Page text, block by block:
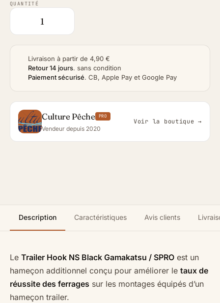
QUANTITÉ
Livraison à partir de 4,90 €
Retour 14 jours. sans condition
Paiement sécurisé. CB, Apple Pay et Google Pay
Culture Pêche PRO
Vendeur depuis 2020
Voir la boutique →
Description Caractéristiques Avis clients
Le Trailer Hook NS Black Gamakatsu / SPRO est un
hameçon additionnel conçu pour améliorer le taux de
réussite des ferrages sur les montages équipés d’un
hameçon trailer.